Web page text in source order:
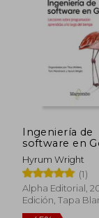
Ingeniería de
software en
Lecciones
programación
aprendidas a
del tiempo
Hyrum Wright
(1)
Alpha Editorial,
Edición, Tapa
Nuevo